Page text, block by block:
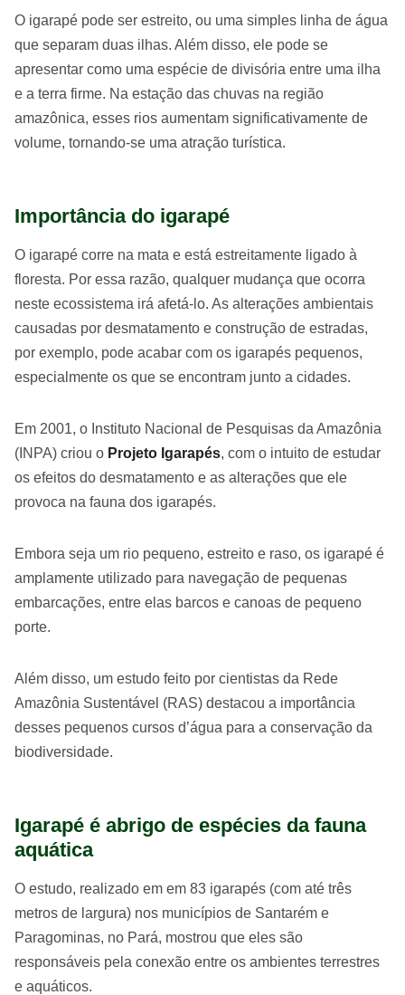
O igarapé pode ser estreito, ou uma simples linha de água
que separam duas ilhas. Além disso, ele pode se
apresentar como uma espécie de divisória entre uma ilha
e a terra firme. Na estação das chuvas na região
amazônica, esses rios aumentam significativamente de
volume, tornando-se uma atração turística.
Importância do igarapé
O igarapé corre na mata e está estreitamente ligado à
floresta. Por essa razão, qualquer mudança que ocorra
neste ecossistema irá afetá-lo. As alterações ambientais
causadas por desmatamento e construção de estradas,
por exemplo, pode acabar com os igarapés pequenos,
especialmente os que se encontram junto a cidades.
Em 2001, o Instituto Nacional de Pesquisas da Amazônia
(INPA) criou o Projeto Igarapés, com o intuito de estudar
os efeitos do desmatamento e as alterações que ele
provoca na fauna dos igarapés.
Embora seja um rio pequeno, estreito e raso, os igarapé é
amplamente utilizado para navegação de pequenas
embarcações, entre elas barcos e canoas de pequeno
porte.
Além disso, um estudo feito por cientistas da Rede
Amazônia Sustentável (RAS) destacou a importância
desses pequenos cursos d’água para a conservação da
biodiversidade.
Igarapé é abrigo de espécies da fauna
aquática
O estudo, realizado em em 83 igarapés (com até três
metros de largura) nos municípios de Santarém e
Paragominas, no Pará, mostrou que eles são
responsáveis pela conexão entre os ambientes terrestres
e aquáticos.